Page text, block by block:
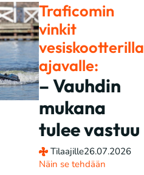
Traficomin
vinkit
vesiskootterilla
ajavalle:
– Vauhdin
mukana
tulee vastuu
Tilaajille26.07.2026
Näin se tehdään